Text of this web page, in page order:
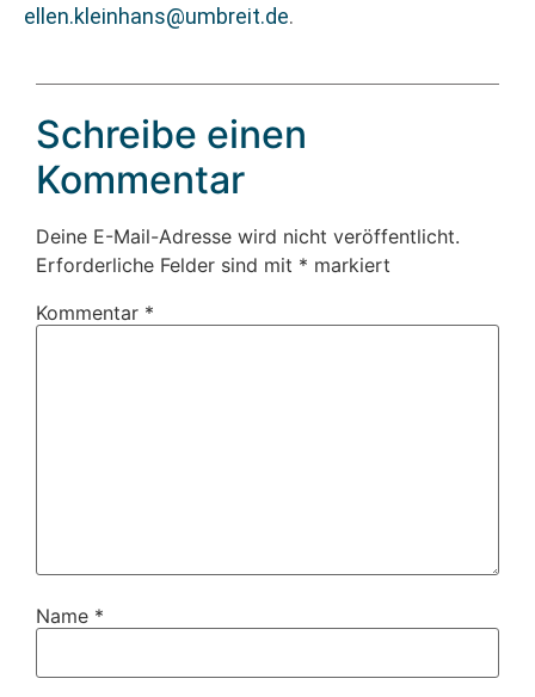
ellen.kleinhans@umbreit.de.
Schreibe einen
Kommentar
Deine E-Mail-Adresse wird nicht veröffentlicht.
Erforderliche Felder sind mit * markiert
Kommentar *
Name *